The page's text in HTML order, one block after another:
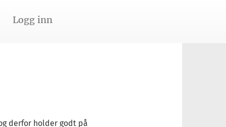
Logg inn
derfor holder godt på